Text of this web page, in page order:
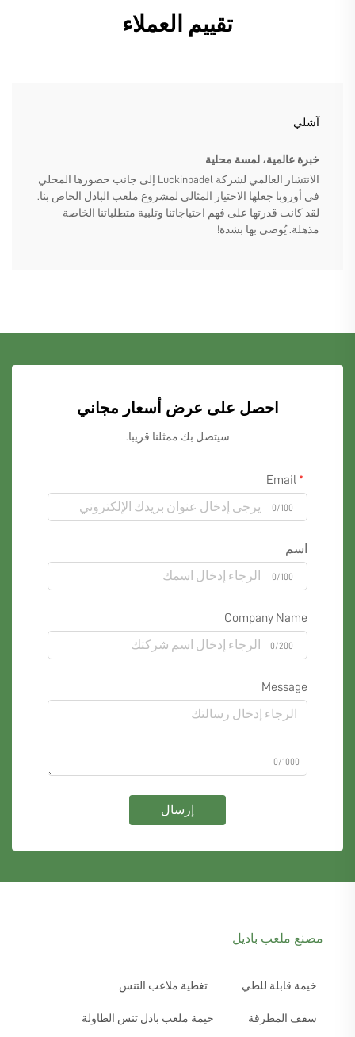
تقييم العملاء
آشلي
خبرة عالمية، لمسة محلية
الانتشار العالمي لشركة Luckinpadel إلى جانب حضورها المحلي
في أوروبا جعلها الاختيار المثالي لمشروع ملعب البادل الخاص بنا.
لقد كانت قدرتها على فهم احتياجاتنا وتلبية متطلباتنا الخاصة
مذهلة. يُوصى بها بشدة!
احصل على عرض أسعار مجاني
سيتصل بك ممثلنا قريبا.
0/100
اسم
0/100
Company Name
0/200
Message
0/1000
إرسال
مصنع ملعب باديل
خيمة قابلة للطي تغطية ملاعب التنس
سقف المطرقة خيمة ملعب بادل تنس الطاولة